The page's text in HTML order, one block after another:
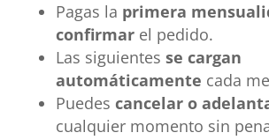
Pagas la primera
confirmarel pedido.
Las siguientes se cargan
automáticamente cada
Puedes cancelar o
cualquier momento sin